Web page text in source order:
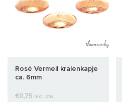
Rosé Vermeil kralenkapje
ca. 6mm
€0,75 Incl. btw